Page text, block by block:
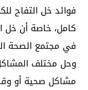
فوائد خل التفاح
كامل، خاصة أن خل
في مجتمع الصحة
وحل مختلف
مشاكل صحية أو